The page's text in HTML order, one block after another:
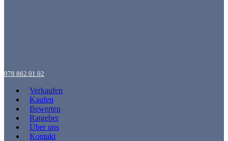
078 862 01 02
Verkaufen
Kaufen
Bewerten
Ratgeber
Über uns
Kontakt